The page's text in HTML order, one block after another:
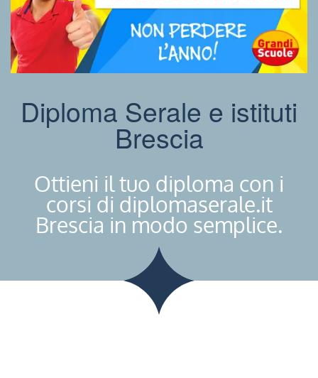
Diploma Serale e istituti
Brescia
Ottieni il tuo diploma con i
corsi di diplomaserale.it
Brescia in modo semplice.